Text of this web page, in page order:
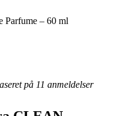
– 60 ml
på 11 anmeldelser